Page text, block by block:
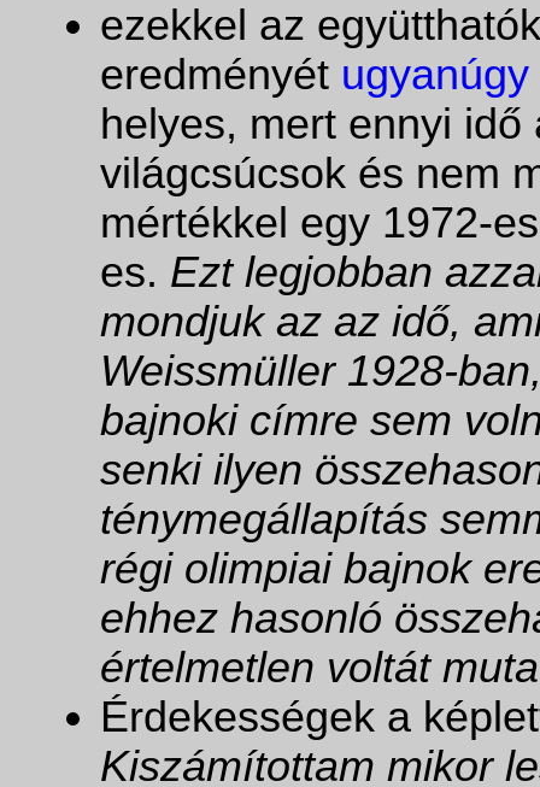
ezekkel az
eredményét
helyes, mert ennyi
világcsúcsok és nem
mértékkel egy 1972-
es. Ezt legjobban
mondjuk az az idő,
Weissmüller 1928-
bajnoki címre sem
senki ilyen
ténymegállapítás
régi olimpiai bajnok
ehhez hasonló
értelmetlen voltát
Érdekességek a
Kiszámítottam mikor